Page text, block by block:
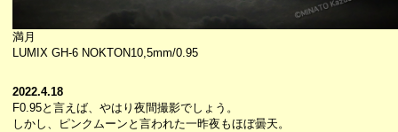
満月
LUMIX GH-6 NOKTON10,5mm/0.95
2022.4.18
F0.95と言えば、やはり夜間撮影でしょう。
しかし、ピンクムーンと言われた一昨夜もほぼ曇天。